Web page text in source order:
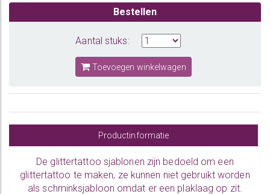
Bestellen
Aantal stuks:
Toevoegen winkelwagen
Productinformatie
De glittertattoo sjablonen zijn bedoeld om een
glittertattoo te maken, ze kunnen niet gebruikt worden
als schminksjabloon omdat er een plaklaag op zit.